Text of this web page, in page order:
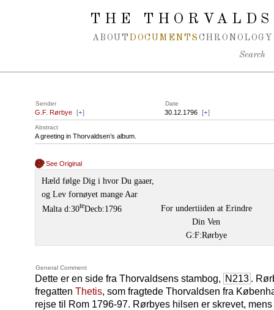
Spring navigation over
THE
ABOUT DOCUMENTS CHRONOLOGY
Search
Sender Date
G.F. Rørbye [+] 30.12.1796 [+]
Abstract
A greeting in Thorvaldsen’s album.
See Original
Hæld følge Dig i hvor Du gaaer,
og Lev fornøyet mange Aar
Malta d:30teDecb:1796
For undertiiden at Erindre
Din Ven
G:F:Rørbye
General Comment
Dette er en side fra Thorvaldsens stambog, N213 .
fregatten Thetis, som fragtede Thorvaldsen fra
rejse til Rom 1796-97. Rørbyes hilsen er skrevet,